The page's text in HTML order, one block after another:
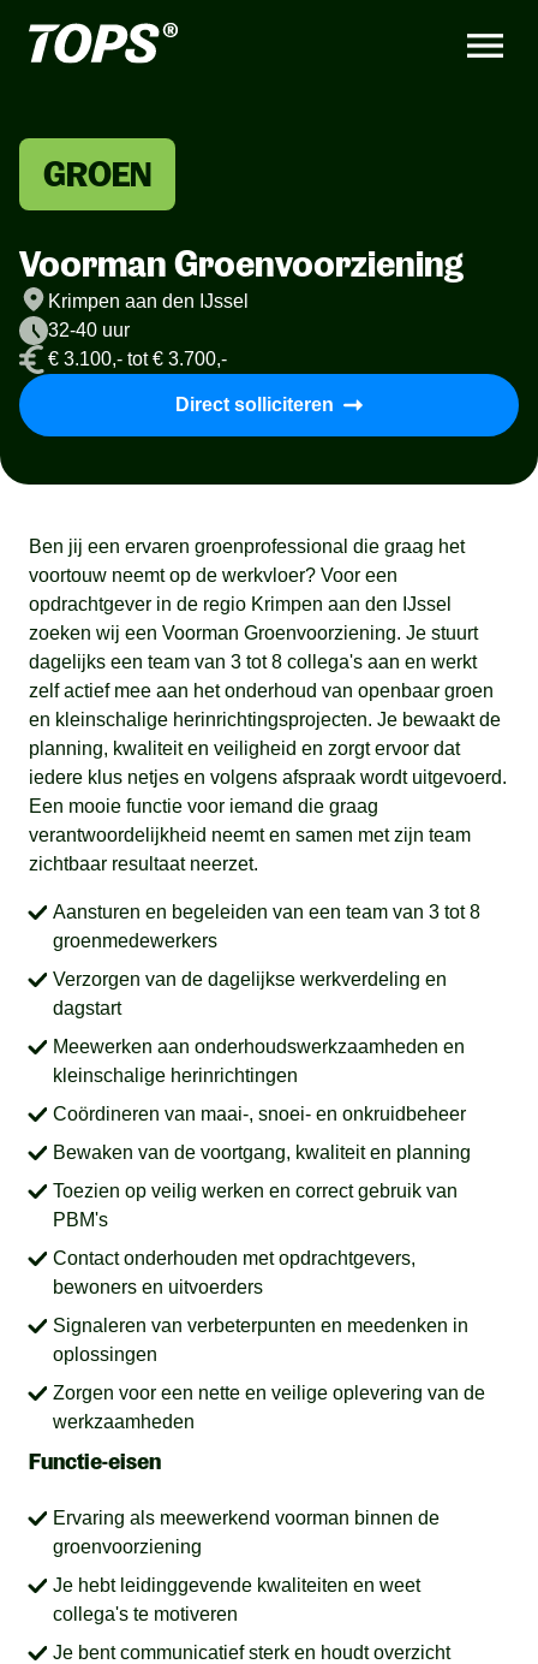
GROEN
Voorman Groenvoorziening
Krimpen aan den IJssel
32-40 uur
€ 3.100,- tot € 3.700,-
Direct solliciteren
Ben jij een ervaren groenprofessional die graag het
voortouw neemt op de werkvloer? Voor een
opdrachtgever in de regio Krimpen aan den IJssel
zoeken wij een Voorman Groenvoorziening. Je stuurt
dagelijks een team van 3 tot 8 collega's aan en werkt
zelf actief mee aan het onderhoud van openbaar groen
en kleinschalige herinrichtingsprojecten. Je bewaakt de
planning, kwaliteit en veiligheid en zorgt ervoor dat
iedere klus netjes en volgens afspraak wordt uitgevoerd.
Een mooie functie voor iemand die graag
verantwoordelijkheid neemt en samen met zijn team
zichtbaar resultaat neerzet.
Aansturen en begeleiden van een team van 3 tot 8
groenmedewerkers
Verzorgen van de dagelijkse werkverdeling en
dagstart
Meewerken aan onderhoudswerkzaamheden en
kleinschalige herinrichtingen
Coördineren van maai-, snoei- en onkruidbeheer
Bewaken van de voortgang, kwaliteit en planning
Toezien op veilig werken en correct gebruik van
PBM's
Contact onderhouden met opdrachtgevers,
bewoners en uitvoerders
Signaleren van verbeterpunten en meedenken in
oplossingen
Zorgen voor een nette en veilige oplevering van de
werkzaamheden
Functie-eisen
Ervaring als meewerkend voorman binnen de
groenvoorziening
Je hebt leidinggevende kwaliteiten en weet
collega's te motiveren
Je bent communicatief sterk en houdt overzicht